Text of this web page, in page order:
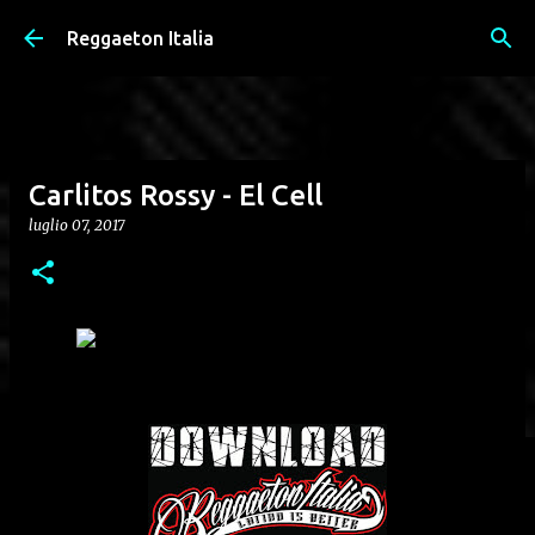
Passa ai contenuti principali
Reggaeton Italia
Carlitos Rossy - El Cell
luglio 07, 2017